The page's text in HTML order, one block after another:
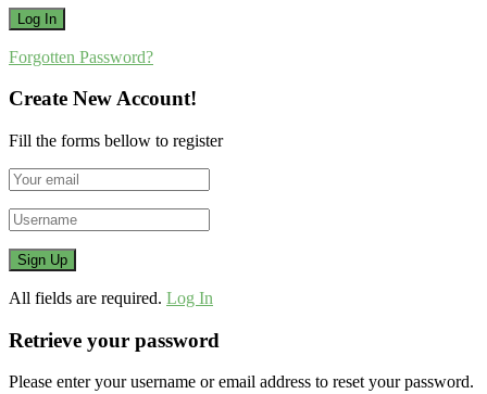
Forgotten Password?
Create New Account!
Fill the forms bellow to register
All fields are required. Log In
Retrieve your password
Please enter your username or email address to reset your password.